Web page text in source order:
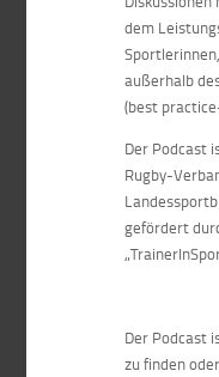
dem
außerhalb
(best
Der Podcast
Rugby-
gefördert
Der Podcast
zu finden